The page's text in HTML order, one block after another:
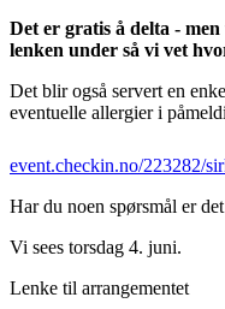
Det er gratis å delta -
lenken under så vi vet
Det blir også servert en
eventuelle allergier i
event.checkin.no/223282/
Har du noen spørsmål er
Vi sees torsdag 4. juni.
Lenke til arrangementet